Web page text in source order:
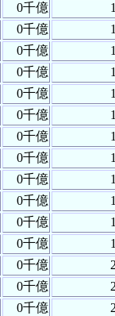
0千億
0千億
0千億
0千億
0千億
0千億
0千億
0千億
0千億
0千億
0千億
0千億
0千億
0千億
0千億